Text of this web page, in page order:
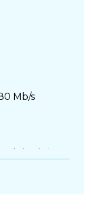
Mb/s